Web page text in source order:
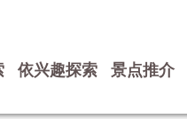
依兴趣探索 景点推介